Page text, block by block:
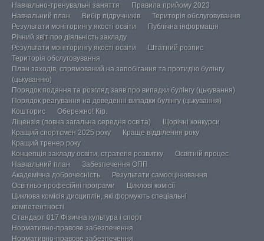
Навчально-тренувальні заняття
Правила прийому 2023
Навчальний план
Вибір підручників
Територія обслуговування
Результати моніторингу якості освіти
Публічна інформація
Річний звіт про діяльність закладу
Результати моніторингу якості освіти
Штатний розпис
Територія обслуговування
План заходів, спрямований на запобігання та протидію булінгу
(цькуванню)
Порядок подання та розгляд заяв про випадки булінгу (цькування)
Порядок реагування на доведенні випадки булінгу (цькування)
Кошторис
Обережно! Кір.
Ліцензія (повна загальна середня освіта)
Щорічні конкурси
Кращий спортсмен 2025 року
Краще відділення року
Кращий тренер року
Концепція закладу освіти, стратегія розвитку
Освітній процес
Навчальний план
Забезпечення ОПП
Академічна доброчесність
Результати самооцінювання
Освітньо-професійні програми
Циклові комісії
Циклова комісія дисциплін, які формують спеціальні
компетентності
Стандарт 017 Фізична культура і спорт
Нормативно-правове забезпечення
Нормативно-правове забезпечення